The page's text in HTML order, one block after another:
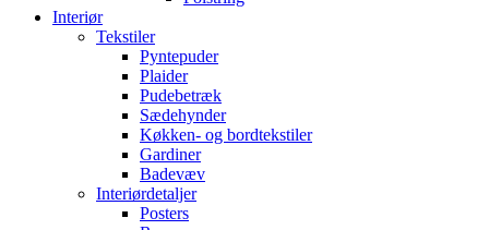
Interiør
Tekstiler
Pyntepuder
Plaider
Pudebetræk
Sædehynder
Køkken- og bordtekstiler
Gardiner
Badevæv
Interiørdetaljer
Posters